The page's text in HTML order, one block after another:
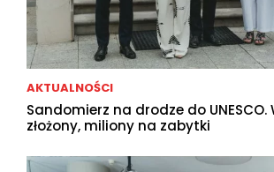
AKTUALNOŚCI
Sandomierz na drodze do UNESCO.
złożony, miliony na zabytki